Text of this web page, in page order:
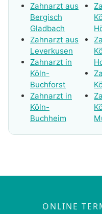
Zahnarzt aus
Bergisch
Gladbach
Zahnarzt aus
Leverkusen
Zahnarzt in
Köln-
Buchforst
Zahnarzt in
Köln-
Buchheim
ONLINE